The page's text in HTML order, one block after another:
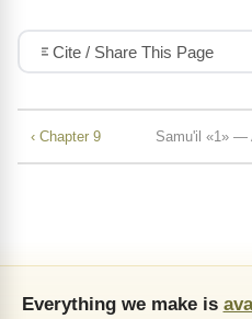
Cite / Share This Page
‹ Chapter 9 Samu'il «1» —
Everything we make is